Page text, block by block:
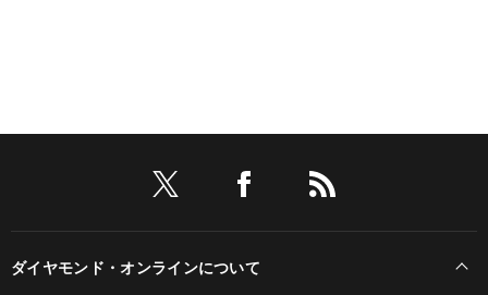
ダイヤモンド・オンラインについて